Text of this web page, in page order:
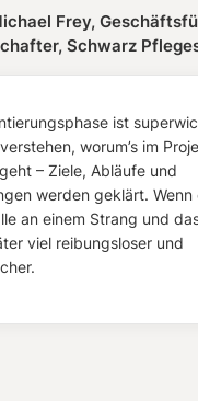
Frey,
Schwarz
ist
worum’s im
– Ziele, Abläufe und
werden geklärt. Wenn
an einem Strang und
viel reibungsloser und